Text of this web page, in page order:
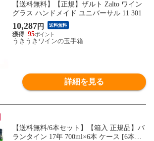
【送料無料】【正規】ザルト Zalto ワイン
グラス ハンドメイド ユニバーサル 11 301
10,287円 送料無料
95
うきうきワインの玉手箱
詳細を見る
【送料無料/6本セット】【箱入 正規品】バ
ランタイン 17年 700ml×6本 ケース [6本入